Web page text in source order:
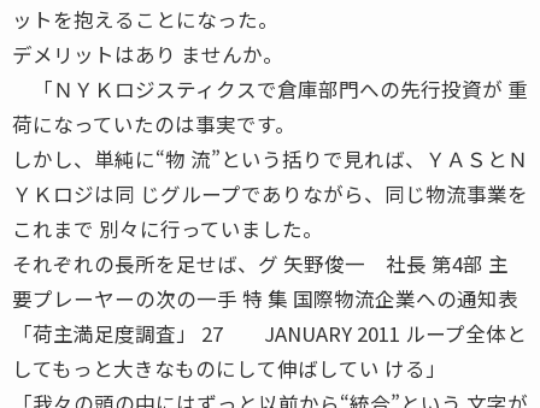
ットを抱えることになった。
デメリットはあり ませんか。
「ＮＹＫロジスティクスで倉庫部門への先行投資が 重
荷になっていたのは事実です。
しかし、単純に“物 流”という括りで見れば、ＹＡＳとＮ
ＹＫロジは同 じグループでありながら、同じ物流事業を
これまで 別々に行っていました。
それぞれの長所を足せば、グ 矢野俊一 社長 第4部 主
要プレーヤーの次の一手 特 集 国際物流企業への通知表
「荷主満足度調査」 27 JANUARY 2011 ループ全体と
してもっと大きなものにして伸ばしてい ける」